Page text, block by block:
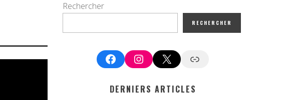
Rechercher
RECHERCHER
FacebookInstagram
X Google News
DERNIERS ARTICLES